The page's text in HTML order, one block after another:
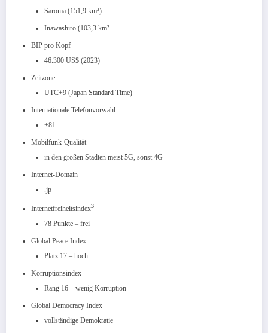
Saroma (151,9 km²)
Inawashiro (103,3 km²
BIP pro Kopf
46.300 US$ (2023)
Zeitzone
UTC+9 (Japan Standard Time)
Internationale Telefonvorwahl
+81
Mobilfunk-Qualität
in den großen Städten meist 5G, sonst 4G
Internet-Domain
.jp
Internetfreiheitsindex3
78 Punkte – frei
Global Peace Index
Platz 17 – hoch
Korruptionsindex
Rang 16 – wenig Korruption
Global Democracy Index
vollständige Demokratie